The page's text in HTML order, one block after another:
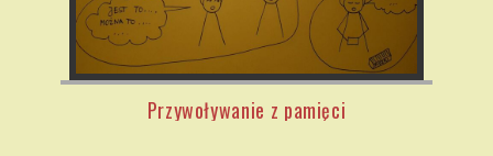
Przywoływanie z pamięci